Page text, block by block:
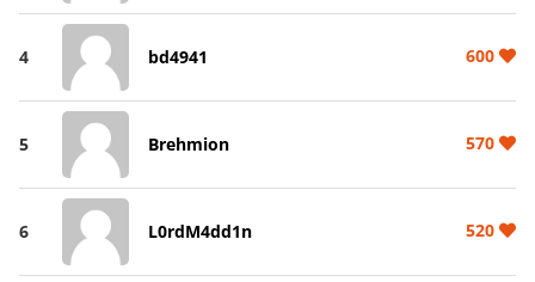
4 bd4941 600
5 Brehmion 570
6 L0rdM4dd1n 520